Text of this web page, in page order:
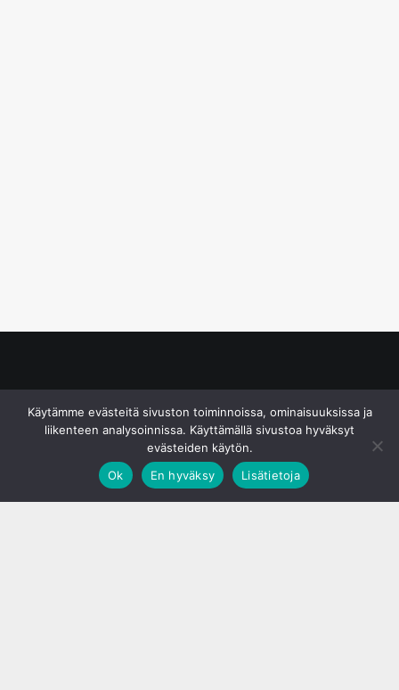
Käytämme evästeitä sivuston toiminnoissa, ominaisuuksissa ja
liikenteen analysoinnissa. Käyttämällä sivustoa hyväksyt
evästeiden käytön.
Ok
En hyväksy Lisätietoja